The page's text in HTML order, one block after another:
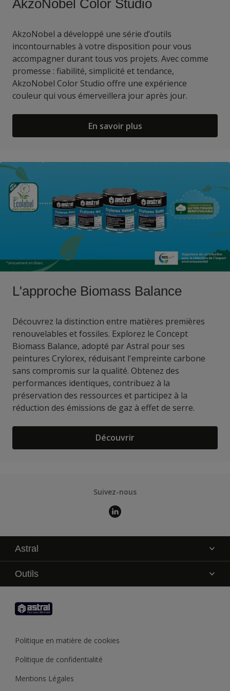
AkzoNobel Color Studio
AkzoNobel a développé une série d’outils
incontournables à votre disposition pour vous
accompagner durant tous vos projets. Avec comme
promesse : fiabilité, simplicité et tendance,
AkzoNobel Color Studio offre une expérience
couleur qui vous émerveillera jour après jour.
En savoir plus
L'approche Biomass Balance
Découvrez la distinction entre matières premières
renouvelables et fossiles. Explorez le Concept
Biomass Balance, adopté par Astral pour ses
peintures Crylorex, réduisant l'empreinte carbone
sans compromis sur la qualité. Obtenez des
performances identiques, contribuez à la
préservation des ressources et participez à la
réduction des émissions de gaz à effet de serre.
Découvrir
Suivez-nous
Astral
La marque
Service technique
Contact
Trouver un point de vente
Recycler son pot de peinture
Outils
Politique en matière de cookies
Politique de confidentialité
Mentions Légales